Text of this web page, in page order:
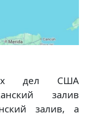
дел США
залив
залив, а